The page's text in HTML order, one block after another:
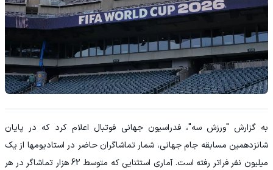
به گزارش "ورزش سه"، فدراسیون جهانی فوتبال اعلام کرد که در پایان
شانزدهمین مسابقه جام جهانی، شمار تماشاگران حاضر در استادیومها از یک
میلیون نفر فراتر رفته است. آماری استثنایی که متوسط 62 هزار تماشاگر در هر